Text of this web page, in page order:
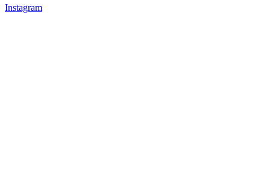
Instagram